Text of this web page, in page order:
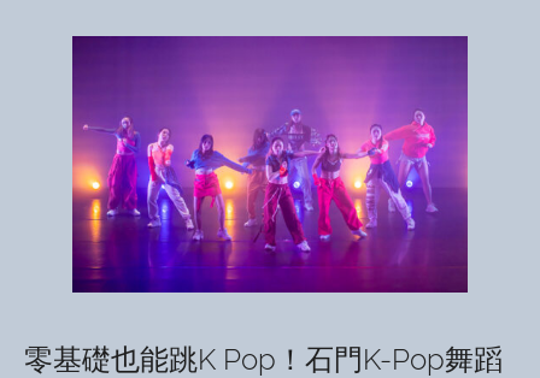
零基礎也能跳K Pop！石門K-Pop舞蹈